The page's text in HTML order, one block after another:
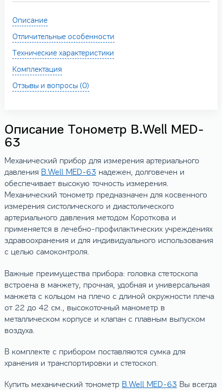
Описание
Отличительные особенности
Технические характеристики
Комплектация
Отзывы и вопросы (0)
Описание Тонометр B.Well MED-
63
Механический прибор для измерения артериального
давления B.Well MED-63 надежен, долговечен и
обеспечивает высокую точность измерения.
Механический тонометр предназначен для косвенного
измерения систолического и диастолического
артериального давления методом Короткова и
применяется в лечебно-профилактических учреждениях
здравоохранения и для индивидуального использования
с целью самоконтроля.
Важные преимущества прибора: головка стетоскопа
встроена в манжету, прочная, удобная и универсальная
манжета с кольцом на плечо с длиной окружности плеча
от 22 до 42 см., высокоточный манометр в
металлическом корпусе и клапан с плавным выпуском
воздуха.
В комплекте с прибором поставляются сумка для
хранения и транспортировки и стетоскоп.
Купить механический тонометр B.Well MED-63 Вы всегда